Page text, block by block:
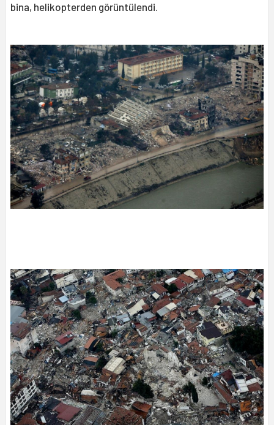
bina, helikopterden görüntülendi.